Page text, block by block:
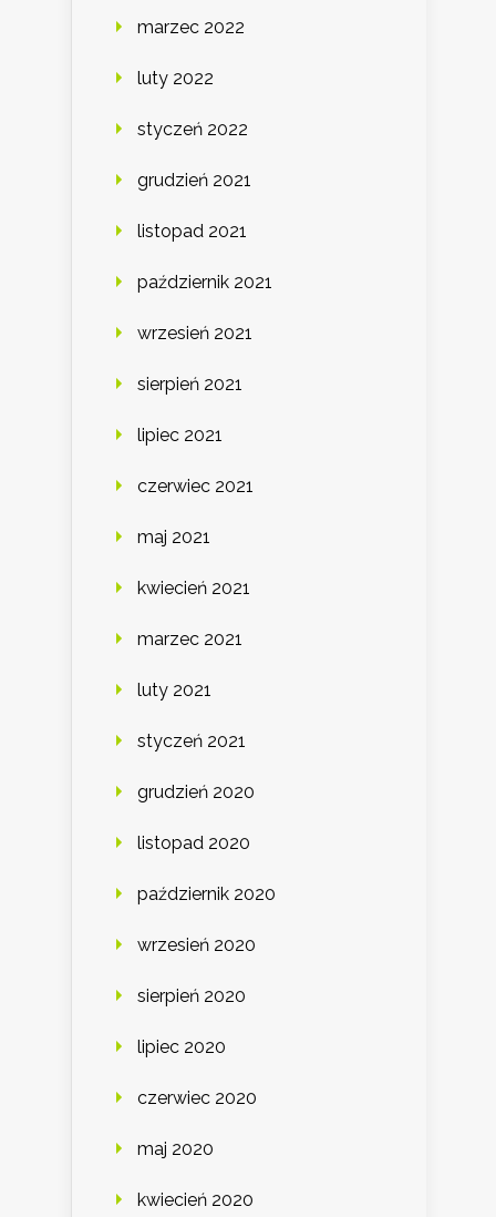
marzec 2022
luty 2022
styczeń 2022
grudzień 2021
listopad 2021
październik 2021
wrzesień 2021
sierpień 2021
lipiec 2021
czerwiec 2021
maj 2021
kwiecień 2021
marzec 2021
luty 2021
styczeń 2021
grudzień 2020
listopad 2020
październik 2020
wrzesień 2020
sierpień 2020
lipiec 2020
czerwiec 2020
maj 2020
kwiecień 2020